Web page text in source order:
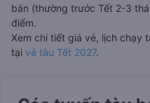
bán (thường trước Tết 2-3
điểm.
Xem chi tiết giá vé, lịch chạy
tại vé tàu Tết 2027.